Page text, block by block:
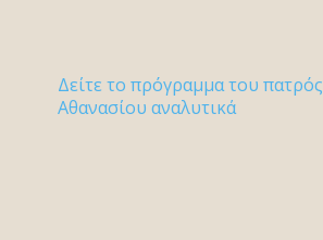
Δείτε το πρόγραμμα του πατρός
Αθανασίου αναλυτικά